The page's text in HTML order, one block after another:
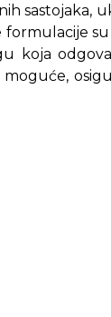
sastojaka,
koja